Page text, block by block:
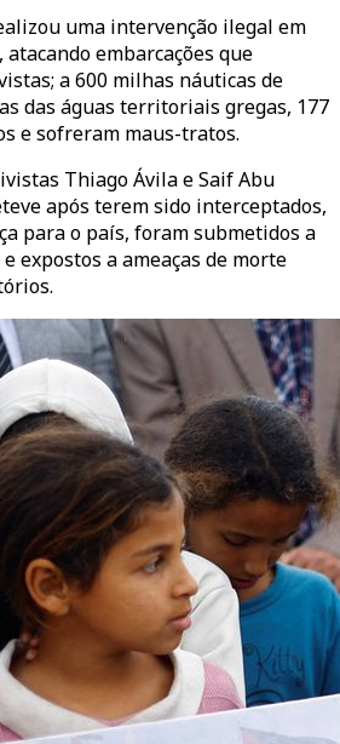
uma intervenção ilegal em
embarcações que
a 600 milhas náuticas de
das águas territoriais gregas, 177
e sofreram maus-tratos.
Thiago Ávila e Saif Abu
após terem sido interceptados,
para o país, foram submetidos a
expostos a ameaças de morte